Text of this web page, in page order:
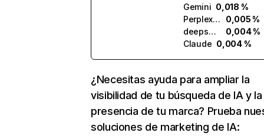
Gemini 0,018 %
Perplexity
0,005 %
deepseek.com
0,004 %
Claude 0,004 %
¿Necesitas ayuda para ampliar la
visibilidad de tu búsqueda de IA y la
presencia de tu marca? Prueba
soluciones de marketing de IA: